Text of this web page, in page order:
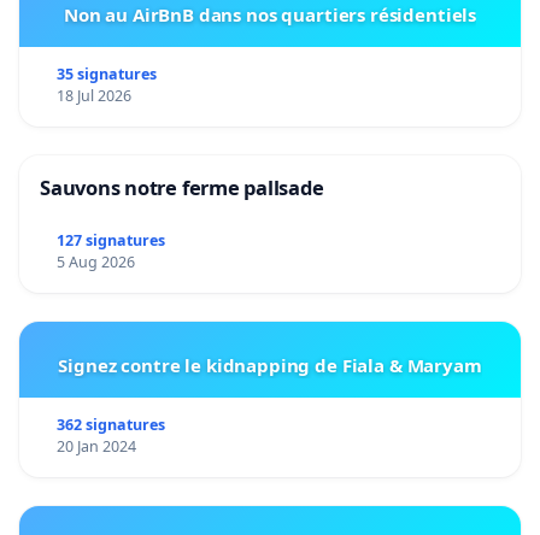
Non au AirBnB dans nos quartiers résidentiels
35 signatures
18 Jul 2026
Sauvons notre ferme pallsade
127 signatures
5 Aug 2026
Signez contre le kidnapping de Fiala & Maryam
362 signatures
20 Jan 2024